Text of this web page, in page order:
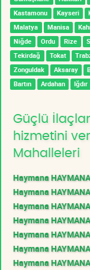
Kastamonu
Kayseri
Malatya
Manisa
Niğde
Ordu Rize
Tekirdağ
Tokat
Zonguldak
Aksaray
Bartın
Ardahan Iğdır
Güçlü
hizmetini
Mahalleleri
Haymana
Haymana
Haymana
Haymana
Haymana
Haymana
Haymana